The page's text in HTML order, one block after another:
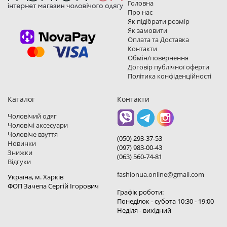
Головна
Про нас
Як підібрати розмір
Як замовити
Оплата та Доставка
Контакти
Обмін/повернення
Договір публічної оферти
Політика конфіденційності
Каталог
Чоловічий одяг
Чоловічі аксесуари
Чоловіче взуття
Новинки
Знижки
Відгуки
Україна, м. Харкiв
ФОП Зачепа Сергій Ігорович
Контакти
(050) 293-37-53
(097) 983-00-43
(063) 560-74-81
fashionua.online@gmail.com
Графік роботи:
Понеділок - субота 10:30 - 19:00
Неділя - вихідний